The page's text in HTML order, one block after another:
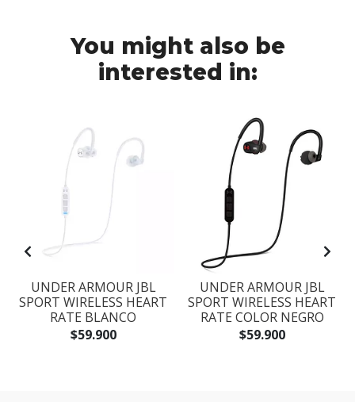
You might also be
interested in:
UNDER ARMOUR JBL
SPORT WIRELESS HEART
RATE BLANCO
$59.900
UNDER ARMOUR JBL
SPORT WIRELESS HEART
RATE COLOR NEGRO
$59.900